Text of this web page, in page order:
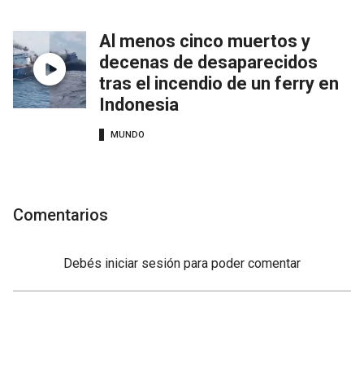
Al menos cinco muertos y
decenas de desaparecidos
tras el incendio de un ferry en
Indonesia
MUNDO
Comentarios
Debés iniciar sesión para poder comentar